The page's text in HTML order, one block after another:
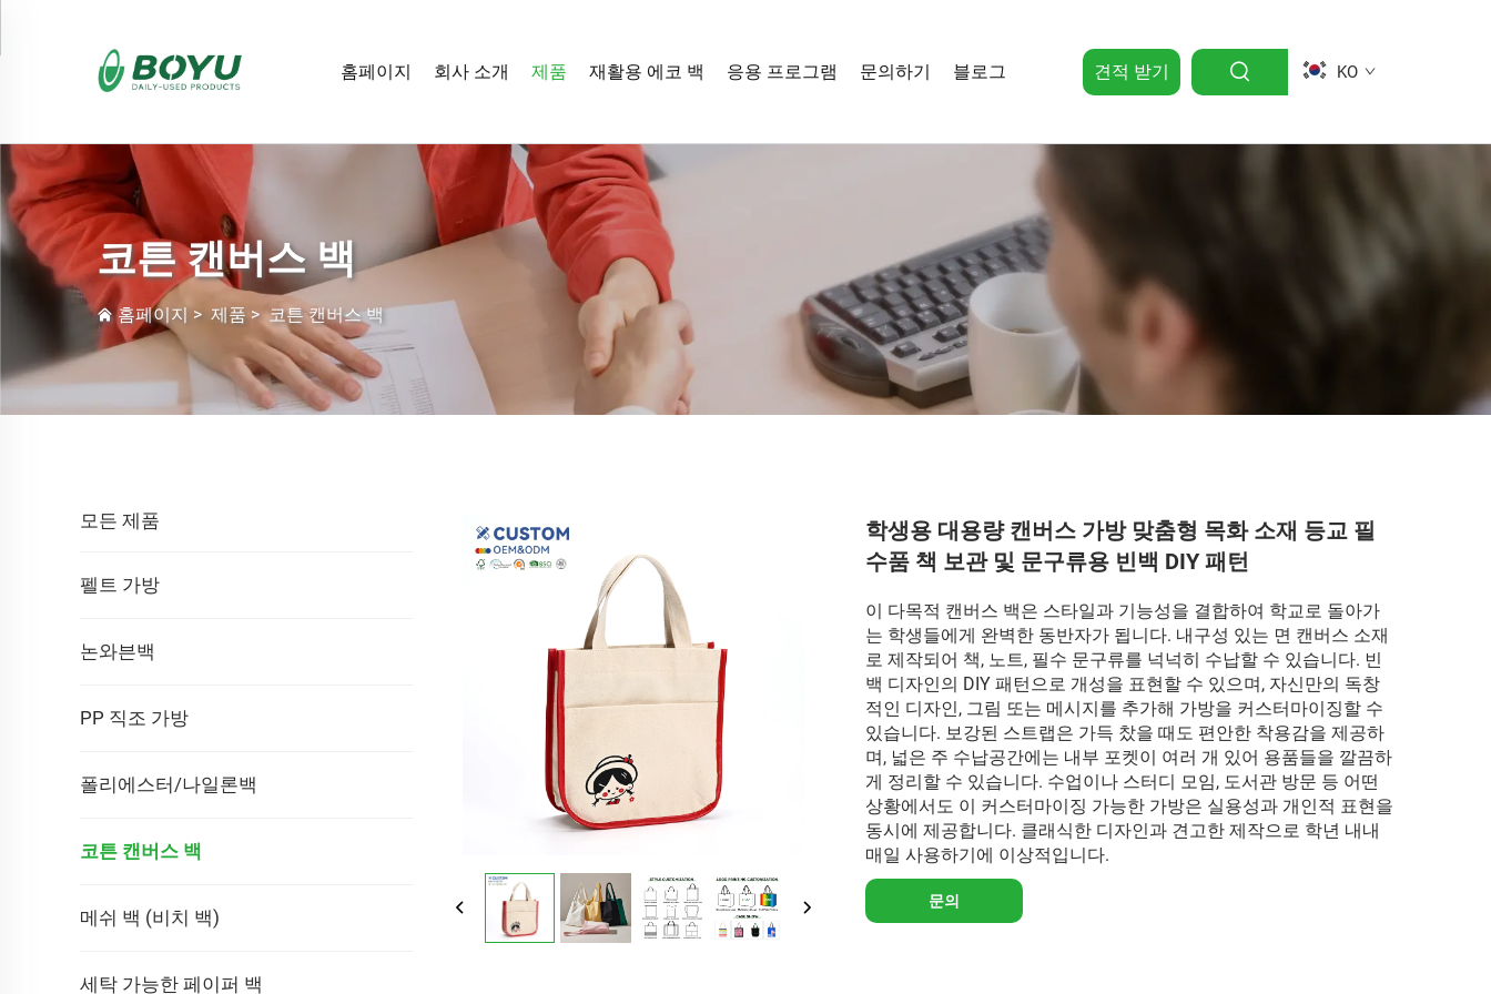
홈페이지 회사 소개 제품 재활용 에코 백 응용 프로그램 문의하기 블로그 견적 받기 KO
코튼 캔버스 백
홈페이지 > 제품 >코튼 캔버스 백
모든 제품
펠트 가방
논와븐백
PP 직조 가방
폴리에스터/나일론백
코튼 캔버스 백
메쉬 백 (비치 백)
세탁 가능한 페이퍼 백
학생용 대용량 캔버스 가방 맞춤형 목화 소재 등교 필
수품 책 보관 및 문구류용 빈백 DIY 패턴
이 다목적 캔버스 백은 스타일과 기능성을 결합하여 학교로 돌아가
는 학생들에게 완벽한 동반자가 됩니다. 내구성 있는 면 캔버스 소재
로 제작되어 책, 노트, 필수 문구류를 넉넉히 수납할 수 있습니다. 빈
백 디자인의 DIY 패턴으로 개성을 표현할 수 있으며, 자신만의 독창
적인 디자인, 그림 또는 메시지를 추가해 가방을 커스터마이징할 수
있습니다. 보강된 스트랩은 가득 찼을 때도 편안한 착용감을 제공하
며, 넓은 주 수납공간에는 내부 포켓이 여러 개 있어 용품들을 깔끔하
게 정리할 수 있습니다. 수업이나 스터디 모임, 도서관 방문 등 어떤
상황에서도 이 커스터마이징 가능한 가방은 실용성과 개인적 표현을
동시에 제공합니다. 클래식한 디자인과 견고한 제작으로 학년 내내
매일 사용하기에 이상적입니다.
문의